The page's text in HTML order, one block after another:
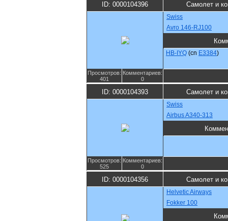
ID: 0000104396 Самолет и
Swiss
Avro 146-RJ100
HB-IYQ (cn E3384)
Просмотров:
401
Комментариев:
0
ID: 0000104393 Самолет и
Swiss
Airbus A340-313
Просмотров:
525
Комментариев:
0
ID: 0000104356 Самолет и
Helvetic Airways
Fokker 100